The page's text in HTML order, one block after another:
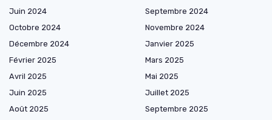
Juin 2024
Septembre 2024
Octobre 2024
Novembre 2024
Décembre 2024
Janvier 2025
Février 2025
Mars 2025
Avril 2025
Mai 2025
Juin 2025
Juillet 2025
Août 2025
Septembre 2025